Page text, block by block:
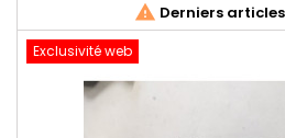
 Derniers
Exclusivité web